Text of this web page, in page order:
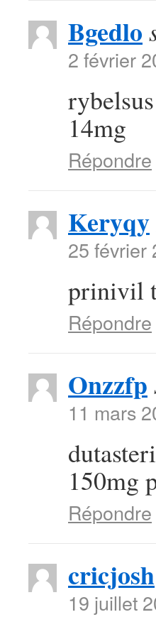
Bgedlo
2 février
14mg
Répondre
Keryqy
25 février
prinivil
Répondre
Onzzfp
11 mars
150mg
Répondre
cricjosh
19 juillet